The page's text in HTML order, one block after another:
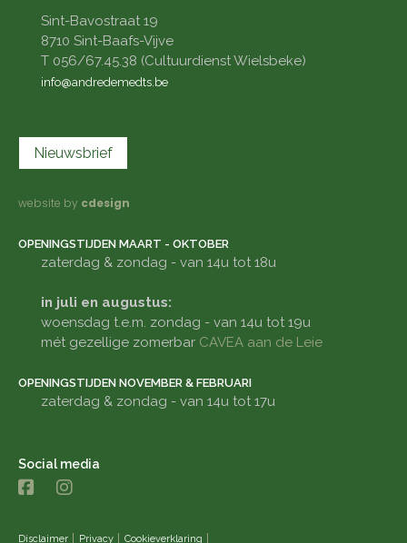
Sint-Bavostraat 19
8710 Sint-Baafs-Vijve
T 056/67.45.38 (Cultuurdienst Wielsbeke)
info@andredemedts.be
Nieuwsbrief
website by cdesign
OPENINGSTIJDEN MAART - OKTOBER
zaterdag & zondag - van 14u tot 18u
in juli en augustus:
woensdag t.e.m. zondag - van 14u tot 19u
mét gezellige zomerbar CAVEA aan de Leie
OPENINGSTIJDEN NOVEMBER & FEBRUARI
zaterdag & zondag - van 14u tot 17u
Social media
Disclaimer Privacy Cookieverklaring